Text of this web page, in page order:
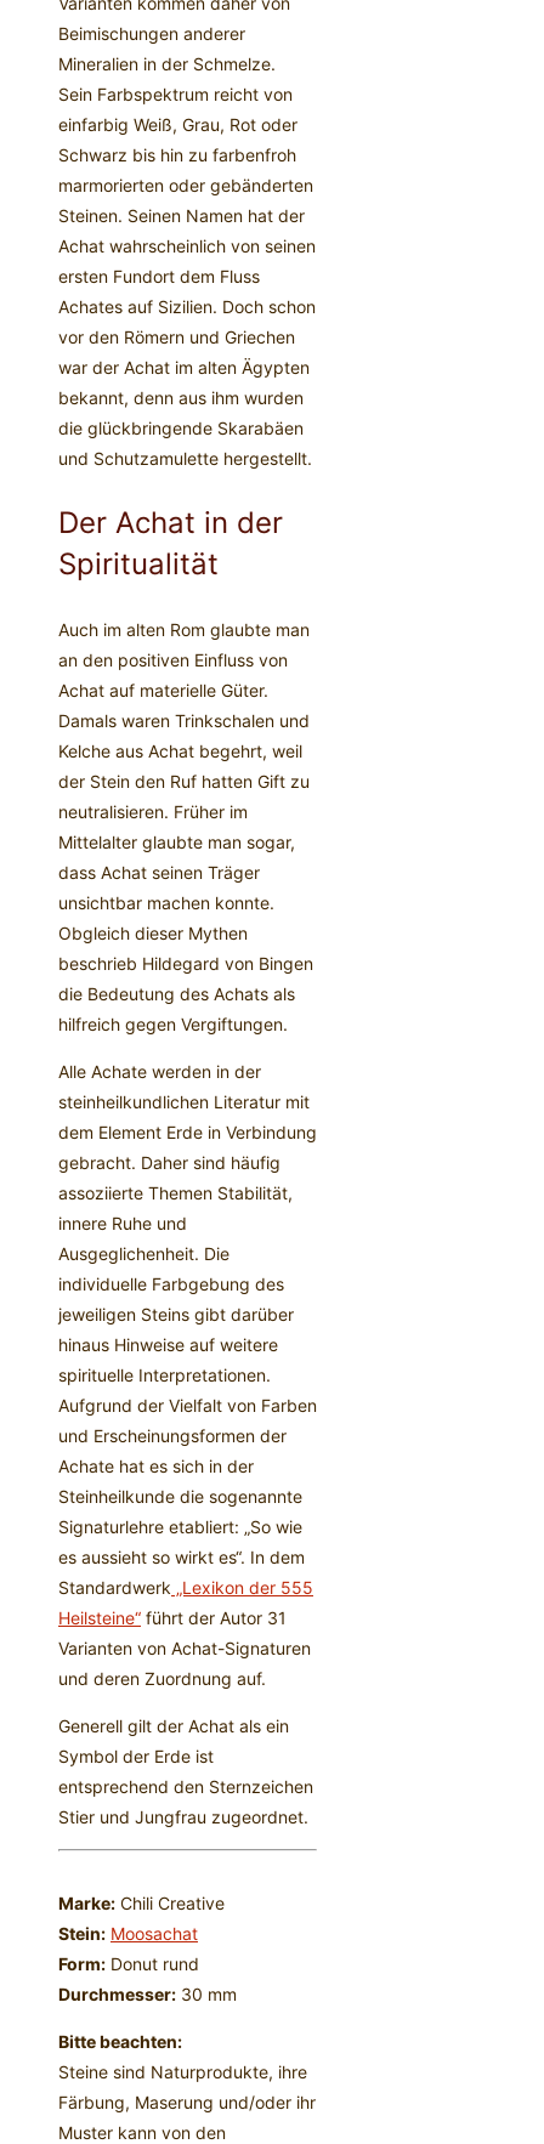
Beimischungen anderer
Mineralien in der Schmelze.
Sein Farbspektrum reicht von
einfarbig Weiß, Grau, Rot oder
Schwarz bis hin zu farbenfroh
marmorierten oder gebänderten
Steinen. Seinen Namen hat der
Achat wahrscheinlich von seinen
ersten Fundort dem Fluss
Achates auf Sizilien. Doch schon
vor den Römern und Griechen
war der Achat im alten Ägypten
bekannt, denn aus ihm wurden
die glückbringende Skarabäen
und Schutzamulette hergestellt.
Der Achat in der
Spiritualität
Auch im alten Rom glaubte man
an den positiven Einfluss von
Achat auf materielle Güter.
Damals waren Trinkschalen und
Kelche aus Achat begehrt, weil
der Stein den Ruf hatten Gift zu
neutralisieren. Früher im
Mittelalter glaubte man sogar,
dass Achat seinen Träger
unsichtbar machen konnte.
Obgleich dieser Mythen
beschrieb Hildegard von Bingen
die Bedeutung des Achats als
hilfreich gegen Vergiftungen.
Alle Achate werden in der
steinheilkundlichen Literatur mit
dem Element Erde in Verbindung
gebracht. Daher sind häufig
assoziierte Themen Stabilität,
innere Ruhe und
Ausgeglichenheit. Die
individuelle Farbgebung des
jeweiligen Steins gibt darüber
hinaus Hinweise auf weitere
spirituelle Interpretationen.
Aufgrund der Vielfalt von Farben
und Erscheinungsformen der
Achate hat es sich in der
Steinheilkunde die sogenannte
Signaturlehre etabliert: „So wie
es aussieht so wirkt es“. In dem
Standardwerk „Lexikon der 555
Heilsteine“ führt der Autor 31
Varianten von Achat-Signaturen
und deren Zuordnung auf.
Generell gilt der Achat als ein
Symbol der Erde ist
entsprechend den Sternzeichen
Stier und Jungfrau zugeordnet.
Marke: Chili Creative
Stein: Moosachat
Form: Donut rund
Durchmesser: 30 mm
Bitte beachten:
Steine sind Naturprodukte, ihre
Färbung, Maserung und/oder ihr
Muster kann von den